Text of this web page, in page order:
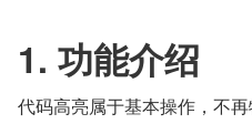
1. 功能介绍
代码高亮属于基本操作，不